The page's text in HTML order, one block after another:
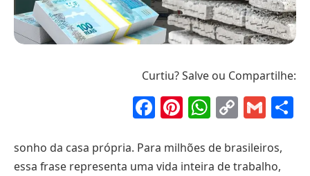
Curtiu? Salve ou Compartilhe:
Facebook
Pinterest
Copy
sonho da casa própria. Para milhões de brasileiros,
essa frase representa uma vida inteira de trabalho,